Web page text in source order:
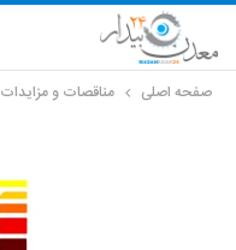
صفحه اصلی مناقصات و مزایدات